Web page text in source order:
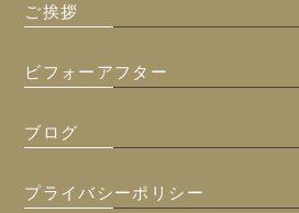
ご挨拶
ビフォーアフター
ブログ
プライバシーポリシー